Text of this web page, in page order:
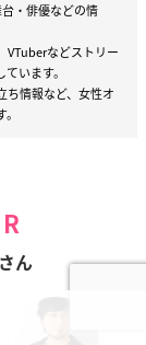
・俳優などの情
VTuberなどストリー
います。
ち情報など、女性オ
ん